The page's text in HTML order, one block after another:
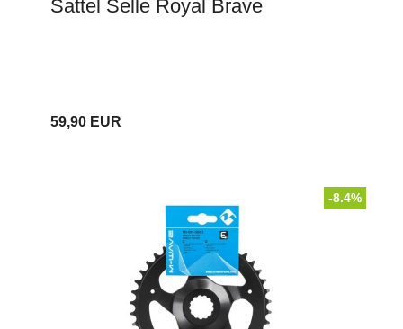
Sattel Selle Royal Brave
59,90 EUR
-8.4%